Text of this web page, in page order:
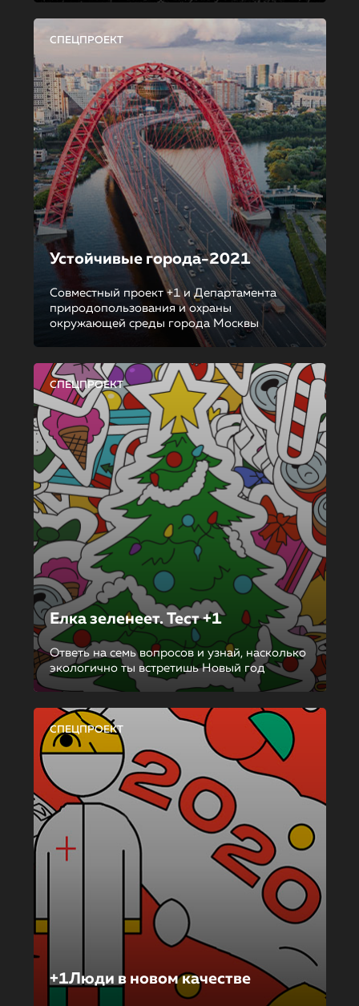
СПЕЦПРОЕКТ
Устойчивые города-2021
Совместный проект +1 и Департамента
природопользования и охраны
окружающей среды города Москвы
СПЕЦПРОЕКТ
Елка зеленеет. Тест +1
Ответь на семь вопросов и узнай, насколько
экологично ты встретишь Новый год
СПЕЦПРОЕКТ
+1Люди в новом качестве